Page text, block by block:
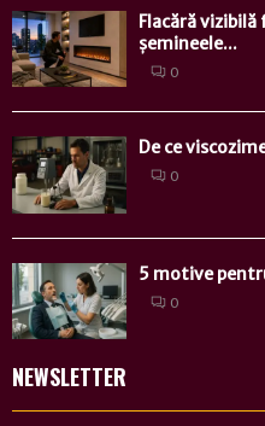
Flacără
șemineele...
0
De ce
0
5 motive
0
NEWSLETTER